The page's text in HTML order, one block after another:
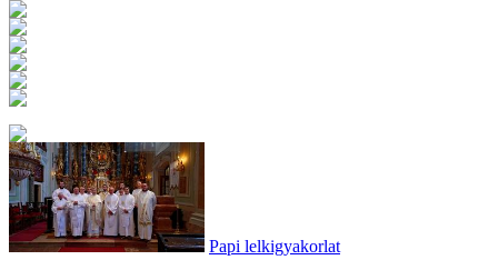
Papi lelkigyakorlat